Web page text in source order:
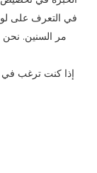
مر السنين. نحن
إذا كنت ترغب في